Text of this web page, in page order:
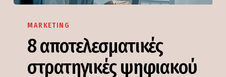
αποτελεσματικές
στρατηγικές
ψηφιακού
μάρκετινγκ
MARKETING
8 αποτελεσματικές
στρατηγικές ψηφιακού